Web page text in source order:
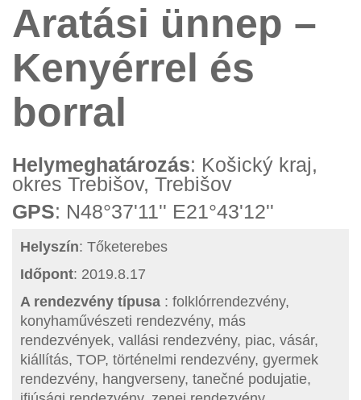
Aratási ünnep –
Kenyérrel és
borral
Helymeghatározás: Košický kraj,
okres Trebišov, Trebišov
GPS: N48°37'11'' E21°43'12''
Helyszín: Tőketerebes
Időpont: 2019.8.17
A rendezvény típusa : folklórrendezvény,
konyhaművészeti rendezvény, más
rendezvények, vallási rendezvény, piac, vásár,
kiállítás, TOP, történelmi rendezvény, gyermek
rendezvény, hangverseny, tanečné podujatie,